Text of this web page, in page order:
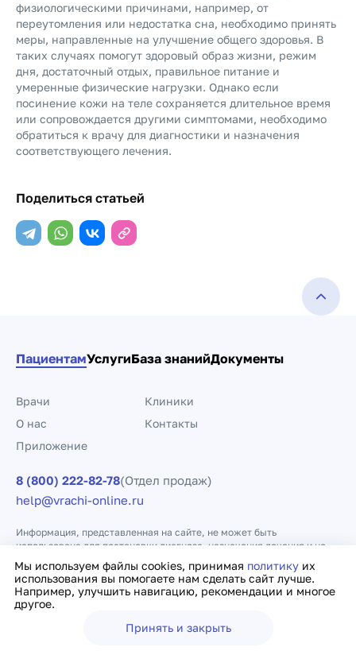
физиологическими причинами, например, от
переутомления или недостатка сна, необходимо принять
меры, направленные на улучшение общего здоровья. В
таких случаях помогут здоровый образ жизни, режим
дня, достаточный отдых, правильное питание и
умеренные физические нагрузки. Однако если
посинение кожи на теле сохраняется длительное время
или сопровождается другими симптомами, необходимо
обратиться к врачу для диагностики и назначения
соответствующего лечения.
Поделиться статьей
Мы используем файлы cookies, принимая политику их
использования вы помогаете нам сделать сайт лучше.
Например, улучшить навигацию, рекомендации и многое
другое.
Принять и закрыть
ПациентамУслугиБаза знанийДокументы
Врачи
Клиники
О нас
Контакты
Приложение
8 (800) 222-82-78(Отдел продаж)
help@vrachi-online.ru
Информация, представленная на сайте, не может быть
использована для постановки диагноза, назначения лечения и не
заменяет прием врача.
Политика конфиденциальности Договор оферты